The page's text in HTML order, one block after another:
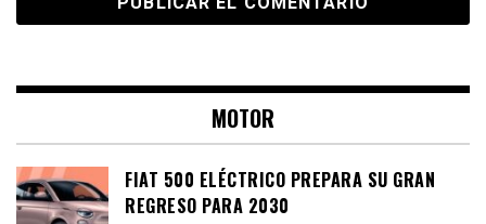
MOTOR
FIAT 500 ELÉCTRICO PREPARA SU GRAN
REGRESO PARA 2030